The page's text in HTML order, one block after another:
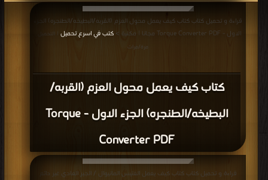
كتاب كيف يعمل محول العزم (القربه/
البطيخه/الطنجره) الجزء الاول - Torque
Converter PDF
قراءة و تحميل كتاب كتاب كيف يعمل محول العزم (القربه/البطيخه/الطنجره) الجزء
الاول - Torque Converter PDF مجانا | مكتبة >
كتب في اسرع تحميل
| التحميل :
مرة/مرات
قراءة و تحميل كتاب كتاب كيف يعمل الفتيس المانيوال / الجير العادي غير دائم